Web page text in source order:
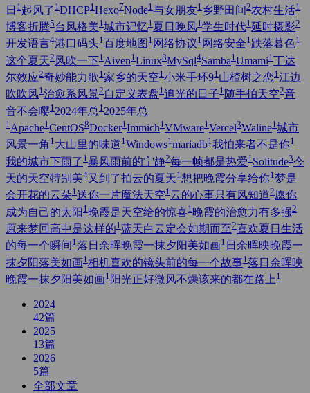
日 1 起风了 1 DHCP1 Hexo7Node1 与女朋友1 乡野田间 2农村生活1
博客折腾5台风格美1 城市记忆1 夏日晚风1 学生时代1 延时摄影2
开发语言4港口码头1 百度地图 1 网络协议1 网络安全1 跌落暮色1
这个夏天2 风吹一下1 Aiven1 Linux8MySql4Samba1 Umami1 丁达
尔效应2奇妙能力歌1 家乡的天空1 小米手环91 山楂树之恋1 江边
吹吹风1 治愈系风景2 自定义表盘1 追光的日子1 随手拍天空2音
音不会嘤1 2024年总 1 2025年总
1 Apache1 CentOS8Docker1 Immich1 VMware1 Vercel3Waline1 城市
风景一角 1 大山里的味道1 Windows1 mariadb1 我怕来者不是你1
我的城市下雨了 1 暴风雨前的宁静2每一帧都是热爱1 Solitude3今
天的天空特别美4又到了拍云的夏天1 想把晚霞分享给你1 梦是
会开花的云朵1 送你一片魔法天空1 云的心事只有风知道2愿你
成为自己的太阳 1 晚霞是天空给的惊喜1 晚霞的治愈力有多强2
原来梦回高中是这样的1 蓝天白云定会如期而至2喜欢夏日生活
的每一个瞬间 1 落日余晖晚霞一抹夕阳美如画1 日余晖映晚霞一
抹夕阳落美如画1 相机喜欢的镜头前的每一个故事1 落日余晖映
晚霞一抹夕阳美如画1 阳光正好微风不燥该来的都在路上 1
2024
42篇
2025
13篇
2026
5篇
全部文章